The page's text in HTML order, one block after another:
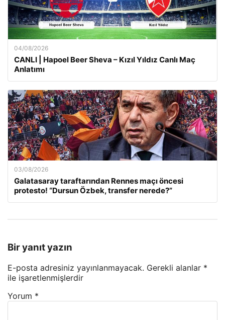
04/08/2026
CANLI | Hapoel Beer Sheva – Kızıl Yıldız Canlı Maç
Anlatımı
03/08/2026
Galatasaray taraftarından Rennes maçı öncesi
protesto! “Dursun Özbek, transfer nerede?”
Bir yanıt yazın
E-posta adresiniz yayınlanmayacak. Gerekli alanlar *
ile işaretlenmişlerdir
Yorum *